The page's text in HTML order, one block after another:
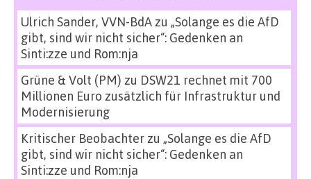
Ulrich Sander, VVN-BdAzu „Solange es die AfD
gibt, sind wir nicht sicher“: Gedenken an
Sinti:zze und Rom:nja
Grüne & Volt (PM) zu DSW21 rechnet mit 700
Millionen Euro zusätzlich für Infrastruktur und
Modernisierung
Kritischer Beobachterzu „Solange es die AfD
gibt, sind wir nicht sicher“: Gedenken an
Sinti:zze und Rom:nja